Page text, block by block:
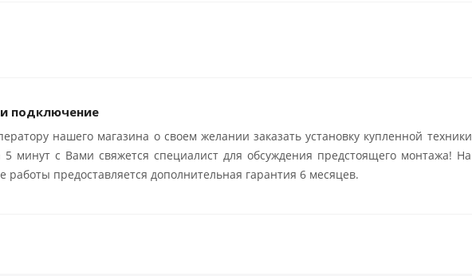
подключение
нашего магазина о своем желании заказать установку купленной техники
минут с Вами свяжется специалист для обсуждения предстоящего монтажа! На
работы предоставляется дополнительная гарантия 6 месяцев.